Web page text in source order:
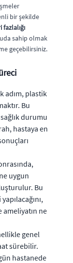
bir şekilde
fazlalığı
sahip olmak
geçebilirsiniz.
adım, plastik
Bu
durumu
hastaya en
uygun
Bu
ameliyatın ne
genel
sürebilir.
hastanede